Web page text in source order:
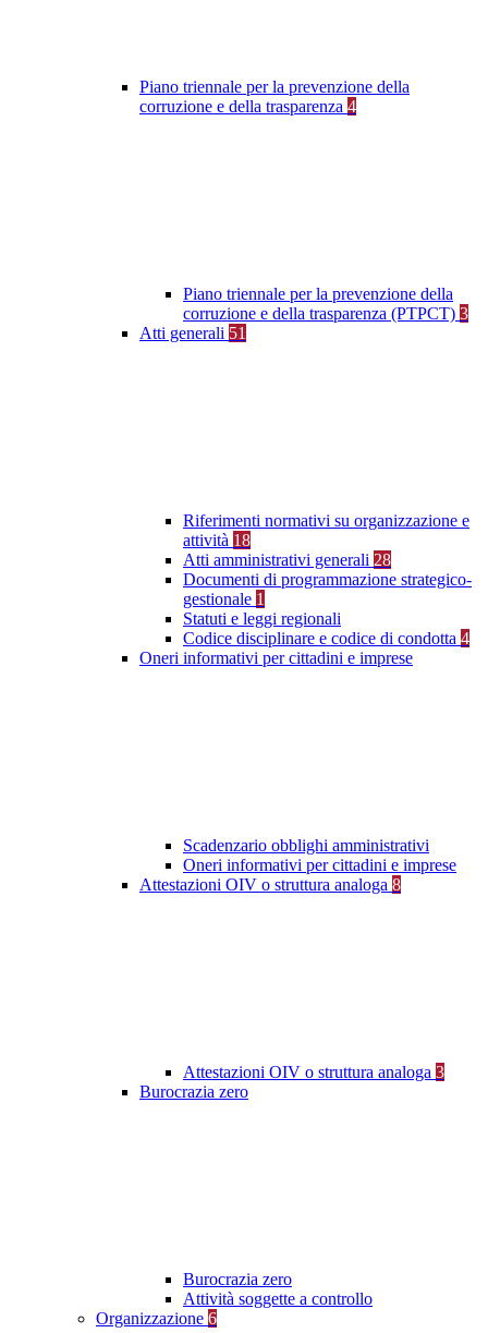
Piano triennale per la prevenzione della
corruzione e della trasparenza 4
Piano triennale per la prevenzione della
corruzione e della trasparenza (PTPCT) 3
Atti generali 51
Riferimenti normativi su organizzazione e
attività 18
Atti amministrativi generali 28
Documenti di programmazione strategico-
gestionale 1
Statuti e leggi regionali
Codice disciplinare e codice di condotta 4
Oneri informativi per cittadini e imprese
Scadenzario obblighi amministrativi
Oneri informativi per cittadini e imprese
Attestazioni OIV o struttura analoga 8
Attestazioni OIV o struttura analoga 3
Burocrazia zero
Burocrazia zero
Attività soggette a controllo
Organizzazione 6